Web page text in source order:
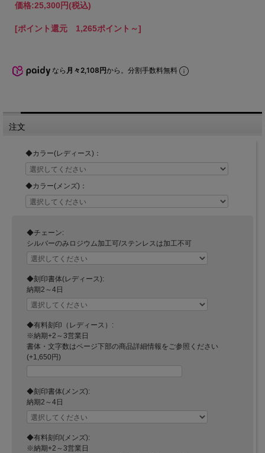
価格:25,300円(税込)
[ポイント還元 1,265ポイント～]
なら 月々2,108円から。分割手数料無料
注文
◆カラー(レディース)：
◆カラー(メンズ)：
◆チェーン:
シルバーのみロジウム加工可/ステンレスは加工不可
◆刻印書体(レディース):
納期2～4日
◆有料刻印（レディース）:
※納期+2～3営業日
書体・文字数はページ下部の商品詳細情報をご参照ください
(+1,650円)
◆刻印書体(メンズ):
納期2～4日
◆有料刻印(メンズ):
※納期+2～3営業日